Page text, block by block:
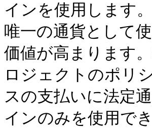
インを使用しま
唯一の通貨として
価値が高まります
ロジェクトのポリ
スの支払いに法定
インのみを使用でき